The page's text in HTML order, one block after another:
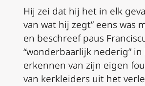
Hij zei dat hij het in elk
van wat hij zegt” eens was
en beschreef paus
“wonderbaarlijk nederig”
erkennen van zijn eigen
van kerkleiders uit het